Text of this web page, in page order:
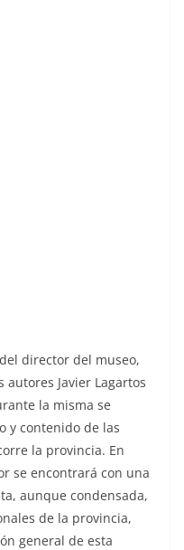
director del museo,
autores Javier Lagartos
la misma se
y contenido de las
la provincia. En
se encontrará con una
aunque condensada,
de la provincia,
general de esta